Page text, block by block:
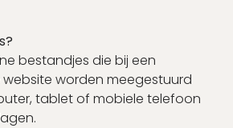
bestandjes die bij een
worden meegestuurd
tablet of mobiele telefoon